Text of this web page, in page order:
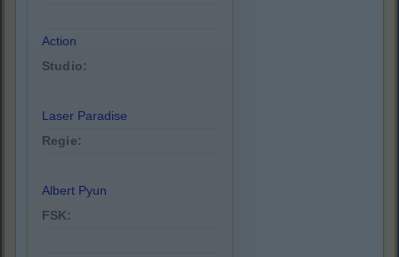
Action
Studio:
Laser Paradise
Regie:
Albert Pyun
FSK: